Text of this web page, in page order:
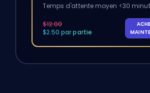
Temps d'attente moyen <30
$12.00
$2.50 par partie